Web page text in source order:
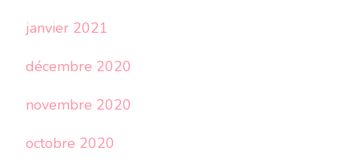
janvier 2021
décembre 2020
novembre 2020
octobre 2020